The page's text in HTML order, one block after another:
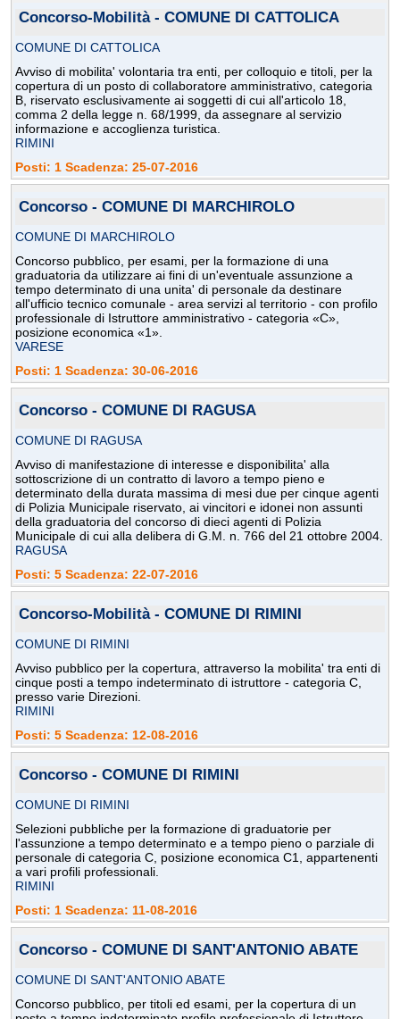
Concorso-Mobilità - COMUNE DI CATTOLICA
COMUNE DI CATTOLICA
Avviso di mobilita' volontaria tra enti, per colloquio e titoli, per la
copertura di un posto di collaboratore amministrativo, categoria
B, riservato esclusivamente ai soggetti di cui all'articolo 18,
comma 2 della legge n. 68/1999, da assegnare al servizio
informazione e accoglienza turistica.
RIMINI
Posti: 1 Scadenza: 25-07-2016
Concorso - COMUNE DI MARCHIROLO
COMUNE DI MARCHIROLO
Concorso pubblico, per esami, per la formazione di una
graduatoria da utilizzare ai fini di un'eventuale assunzione a
tempo determinato di una unita' di personale da destinare
all'ufficio tecnico comunale - area servizi al territorio - con profilo
professionale di Istruttore amministrativo - categoria «C»,
posizione economica «1».
VARESE
Posti: 1 Scadenza: 30-06-2016
Concorso - COMUNE DI RAGUSA
COMUNE DI RAGUSA
Avviso di manifestazione di interesse e disponibilita' alla
sottoscrizione di un contratto di lavoro a tempo pieno e
determinato della durata massima di mesi due per cinque agenti
di Polizia Municipale riservato, ai vincitori e idonei non assunti
della graduatoria del concorso di dieci agenti di Polizia
Municipale di cui alla delibera di G.M. n. 766 del 21 ottobre 2004.
RAGUSA
Posti: 5 Scadenza: 22-07-2016
Concorso-Mobilità - COMUNE DI RIMINI
COMUNE DI RIMINI
Avviso pubblico per la copertura, attraverso la mobilita' tra enti di
cinque posti a tempo indeterminato di istruttore - categoria C,
presso varie Direzioni.
RIMINI
Posti: 5 Scadenza: 12-08-2016
Concorso - COMUNE DI RIMINI
COMUNE DI RIMINI
Selezioni pubbliche per la formazione di graduatorie per
l'assunzione a tempo determinato e a tempo pieno o parziale di
personale di categoria C, posizione economica C1, appartenenti
a vari profili professionali.
RIMINI
Posti: 1 Scadenza: 11-08-2016
Concorso - COMUNE DI SANT'ANTONIO ABATE
COMUNE DI SANT'ANTONIO ABATE
Concorso pubblico, per titoli ed esami, per la copertura di un